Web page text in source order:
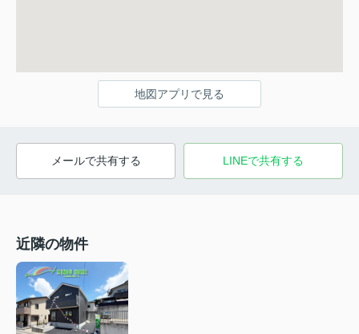
地図アプリで見る
メールで共有する LINEで共有する
近隣の物件